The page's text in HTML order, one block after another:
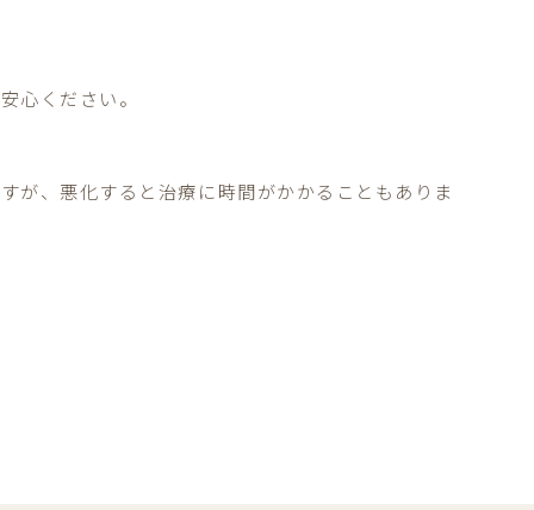
心ください。
が、悪化すると治療に時間がかかることもありま